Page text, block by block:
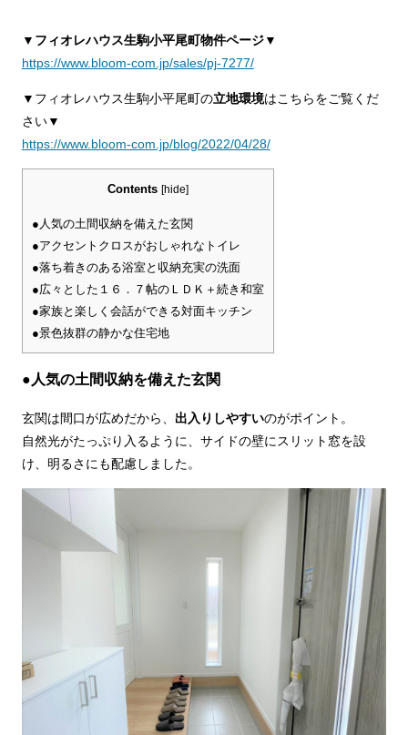
▼ フィオレハウス生駒小平尾町物件ページ▼
https://www.bloom-com.jp/sales/pj-7277/
▼フィオレハウス生駒小平尾町の立地環境はこちらをご覧くだ
さい▼
https://www.bloom-com.jp/blog/2022/04/28/
Contents [hide]
●人気の土間収納を備えた玄関
●アクセントクロスがおしゃれなトイレ
●落ち着きのある浴室と収納充実の洗面
●広々とした１６．７帖のＬＤＫ＋続き和室
●家族と楽しく会話ができる対面キッチン
●景色抜群の静かな住宅地
●人気の土間収納を備えた玄関
玄関は間口が広めだから、 出入りしやすいのがポイント。
自然光がたっぷり入るように、サイドの壁にスリット窓を設
け、明るさにも配慮しました。